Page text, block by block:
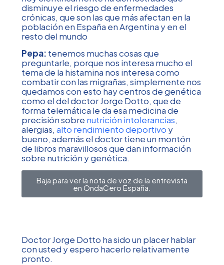
disminuye el riesgo de enfermedades
crónicas, que son las que más afectan en la
población en España en Argentina y en el
resto del mundo
Pepa: tenemos muchas cosas que
preguntarle, porque nos interesa mucho el
tema de la histamina nos interesa como
combatir con las migrañas, simplemente nos
quedamos con esto hay centros de genética
como el del doctor Jorge Dotto, que de
forma telemática le da esa medicina de
precisión sobre nutrición intolerancias,
alergias, alto rendimiento deportivo y
bueno, además el doctor tiene un montón
de libros maravillosos que dan información
sobre nutrición y genética.
Baja para ver la nota de voz de la entrevista
en OndaCero España.
Doctor Jorge Dotto ha sido un placer hablar
con usted y espero hacerlo relativamente
pronto.